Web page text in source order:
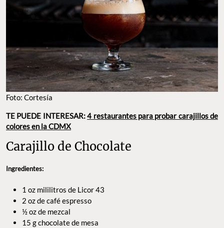
Foto: Cortesía
TE PUEDE INTERESAR:4 restaurantes para probar carajillos de
colores en la CDMX
Carajillo de Chocolate
Ingredientes:
1 oz mililitros de Licor 43
2 oz de café espresso
½ oz de mezcal
15 g chocolate de mesa